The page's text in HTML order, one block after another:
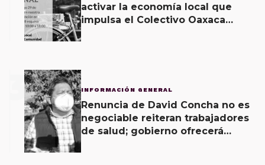
activar la economía local que
impulsa el Colectivo Oaxaca
3 INFORMACIÓN GENERAL
Renuncia de David Concha no es
negociable reiteran trabajadores
de salud; gobierno ofrecerá